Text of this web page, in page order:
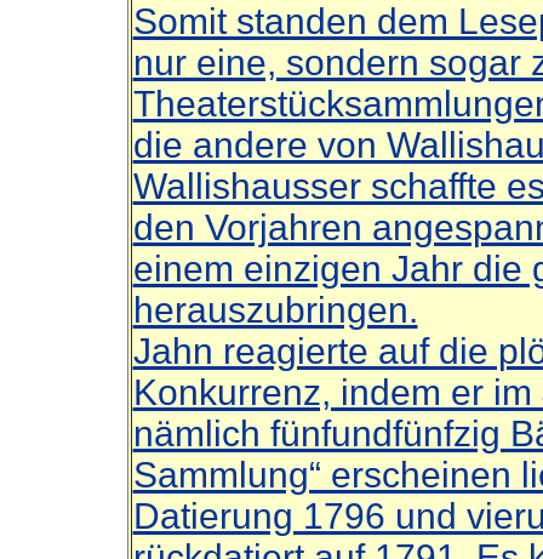
Somit standen dem
nur eine, sondern sogar
die andere von
Wallishausser schaffte
den Vorjahren
einem einzigen Jahr die
herauszubringen.
Jahn reagierte auf die
Konkurrenz, indem er
nämlich fünfundfünfzig
Sammlung“ erscheinen
Datierung 1796 und